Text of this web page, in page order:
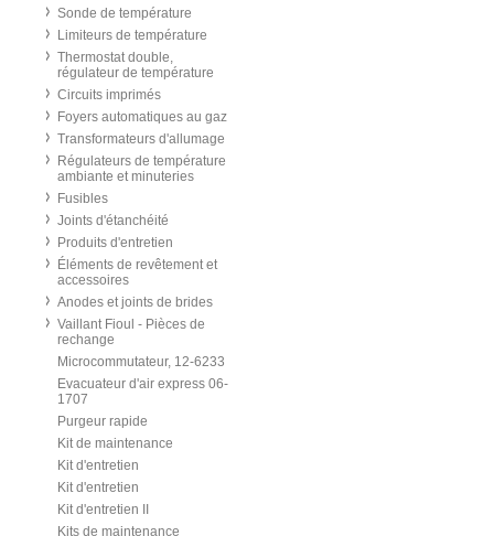
Sonde de température
Limiteurs de température
Thermostat double,
régulateur de température
Circuits imprimés
Foyers automatiques au gaz
Transformateurs d'allumage
Régulateurs de température
ambiante et minuteries
Fusibles
Joints d'étanchéité
Produits d'entretien
Éléments de revêtement et
accessoires
Anodes et joints de brides
Vaillant Fioul - Pièces de
rechange
Microcommutateur, 12-6233
Evacuateur d'air express 06-
1707
Purgeur rapide
Kit de maintenance
Kit d'entretien
Kit d'entretien
Kit d'entretien II
Kits de maintenance